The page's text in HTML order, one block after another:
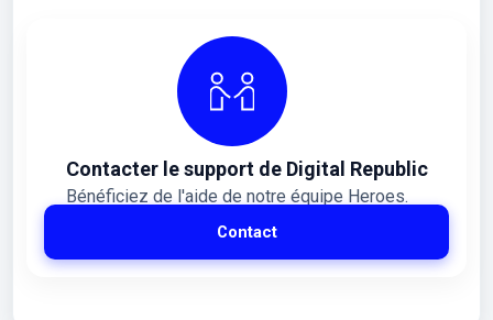
Contacter le support de Digital Republic
Bénéficiez de l'aide de notre équipe Heroes.
Contact